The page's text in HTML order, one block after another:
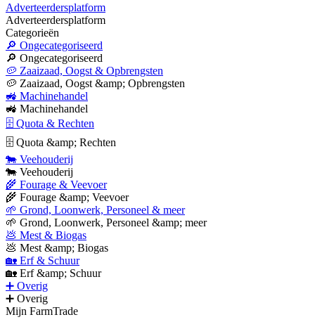
Adverteerdersplatform
Adverteerdersplatform
Categorieën
🔎 Ongecategoriseerd
🔎 Ongecategoriseerd
🥔 Zaaizaad, Oogst & Opbrengsten
🥔 Zaaizaad, Oogst &amp; Opbrengsten
🚜 Machinehandel
🚜 Machinehandel
🗄 Quota & Rechten
🗄 Quota &amp; Rechten
🐄 Veehouderij
🐄 Veehouderij
🌾 Fourage & Veevoer
🌾 Fourage &amp; Veevoer
🌱 Grond, Loonwerk, Personeel & meer
🌱 Grond, Loonwerk, Personeel &amp; meer
💩 Mest & Biogas
💩 Mest &amp; Biogas
🏡 Erf & Schuur
🏡 Erf &amp; Schuur
➕ Overig
➕ Overig
Mijn FarmTrade